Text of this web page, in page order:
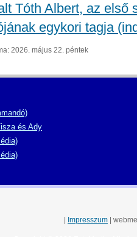
Tóth Albert, az első
egykori tagja
2026. május 22. péntek
és Ady
Impresszum |